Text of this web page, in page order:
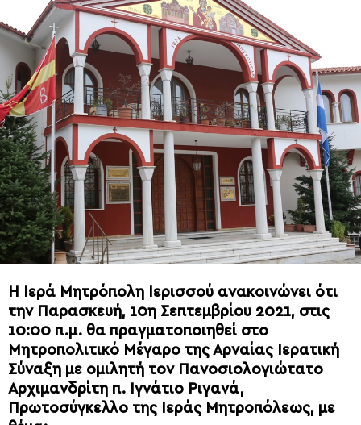
Η Ιερά Μητρόπολη Ιερισσού ανακοινώνει ότι
την Παρασκευή, 10η Σεπτεμβρίου 2021, στις
10:00 π.μ. θα πραγματοποιηθεί στο
Μητροπολιτικό Μέγαρο της Αρναίας Ιερατική
Σύναξη με ομιλητή τον Πανοσιολογιώτατο
Αρχιμανδρίτη π. Ιγνάτιο Ριγανά,
Πρωτοσύγκελλο της Ιεράς Μητροπόλεως, με